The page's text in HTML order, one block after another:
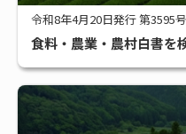
令和8年4月20日発行 第3595
食料・農業・農村白書を